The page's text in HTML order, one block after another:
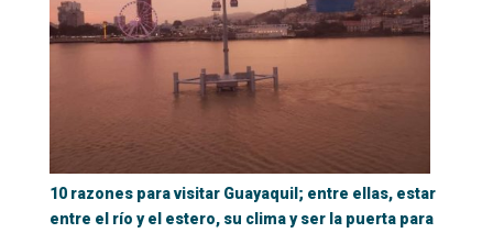
10 razones para visitar Guayaquil; entre ellas, estar
entre el río y el estero, su clima y ser la puerta para